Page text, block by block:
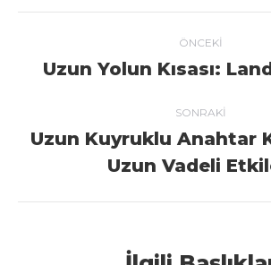
Post navigation
ÖNCEKI
Previous
Uzun Yolun Kısası:
SONRAKI
Next post:
Uzun Kuyruklu Anahtar
Uzun Vadeli